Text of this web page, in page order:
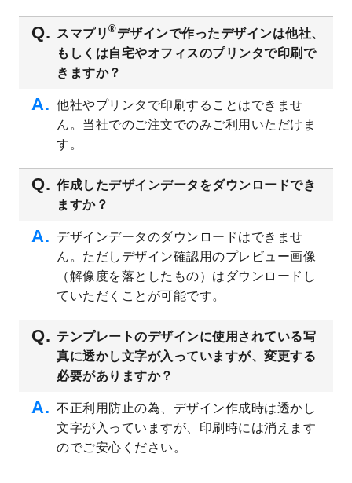
いたしました。
2023/6/12
うちわのデザインテンプレート
を公開いた
しました。
を公開いたしました。
2023/5/9
書類カバー（見積書表紙）のデザインテン
追加しました。
2023/4/20
2023/4/18
セミナー・講演会のチラシデザインテンプ
レートを追加しました。
2023/4/18
スポーツジム・フィットネスクラブのチラ
シデザインテンプレート
2023/3/16
シール・ラベルのデザインテンプレートを
公開いたしました。
2023/3/13
封筒（長3、洋長3、角2）のデザインテンプ
レートを追加しました。
2023/3/13
クリアファイルのデザインテンプレート
追加しました。
2023/3/2
パワーポイント版テンプレートをダウンロ
スマプリ ®デザインで作ったデザインは他社、
もしくは自宅やオフィスのプリンタで印刷で
きますか？
他社やプリンタで印刷することはできませ
ん。当社でのご注文でのみご利用いただけま
す。
作成したデザインデータをダウンロードでき
ますか？
デザインデータのダウンロードはできませ
ん。ただしデザイン確認用のプレビュー画像
（解像度を落としたもの）はダウンロードし
ていただくことが可能です。
テンプレートのデザインに使用されている写
真に透かし文字が入っていますが、変更する
必要がありますか？
不正利用防止の為、デザイン作成時は透かし
文字が入っていますが、印刷時には消えます
のでご安心ください。